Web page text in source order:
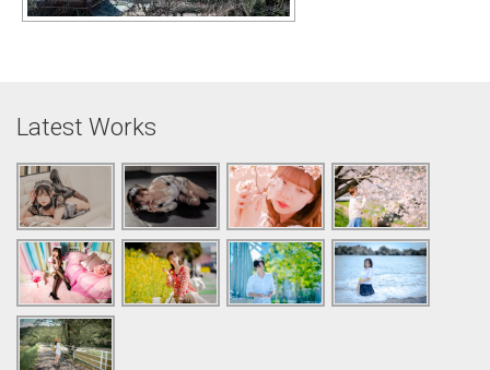
Latest Works